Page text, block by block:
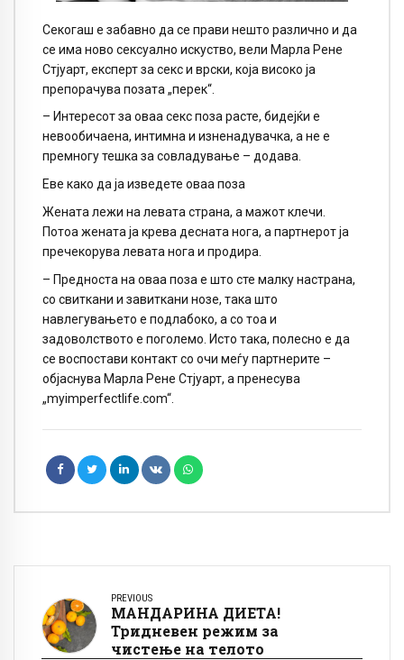
Секогаш е забавно да се прави нешто различно и да
се има ново сексуално искуство, вели Марла Рене
Стјуарт, експерт за секс и врски, која високо ја
препорачува позата „перек“.
– Интересот за оваа секс поза расте, бидејќи е
невообичаена, интимна и изненадувачка, а не е
премногу тешка за совладување – додава.
Еве како да ја изведете оваа поза
Жената лежи на левата страна, а мажот клечи.
Потоа жената ја крева десната нога, а партнерот ја
пречекорува левата нога и продира.
– Предноста на оваа поза е што сте малку настрана,
со свиткани и завиткани нозе, така што
навлегувањето е подлабоко, а со тоа и
задоволството е поголемо. Исто така, полесно е да
се воспостави контакт со очи меѓу партнерите –
објаснува Марла Рене Стјуарт, а пренесува
„myimperfectlife.com“.
PREVIOUS
МАНДАРИНА ДИЕТА!
Тридневен режим за
чистење на телото